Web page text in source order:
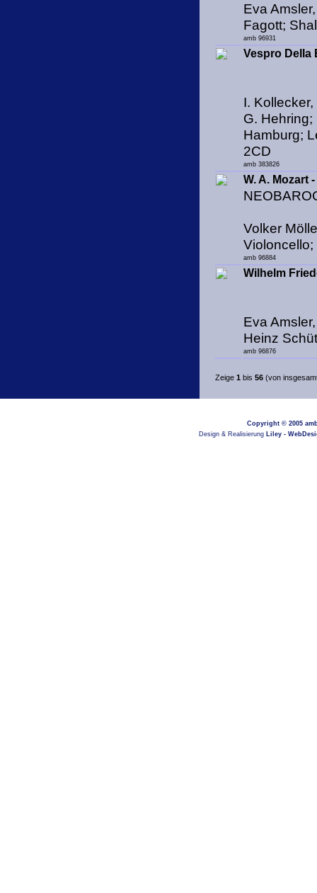
Eva
Fagott;
amb 96931
Vespro Della
I.
G.
Hamburg;
2CD
amb 383826
W. A. Mozart
Volker
amb 96884
Wilhelm
Eva
Heinz
amb 96876
Zeige 1 bis 56 (von
Copyright © 2005
Design & Realisierung Liley -